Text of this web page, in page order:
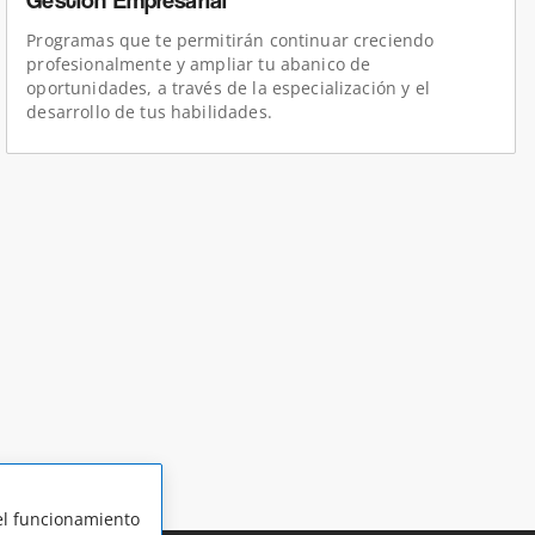
Programas que te permitirán continuar creciendo
profesionalmente y ampliar tu abanico de
oportunidades, a través de la especialización y el
desarrollo de tus habilidades.
funcionamiento